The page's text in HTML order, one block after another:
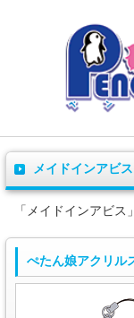
メイドインアビス
「メイドインアビス
ぺたん娘アクリ